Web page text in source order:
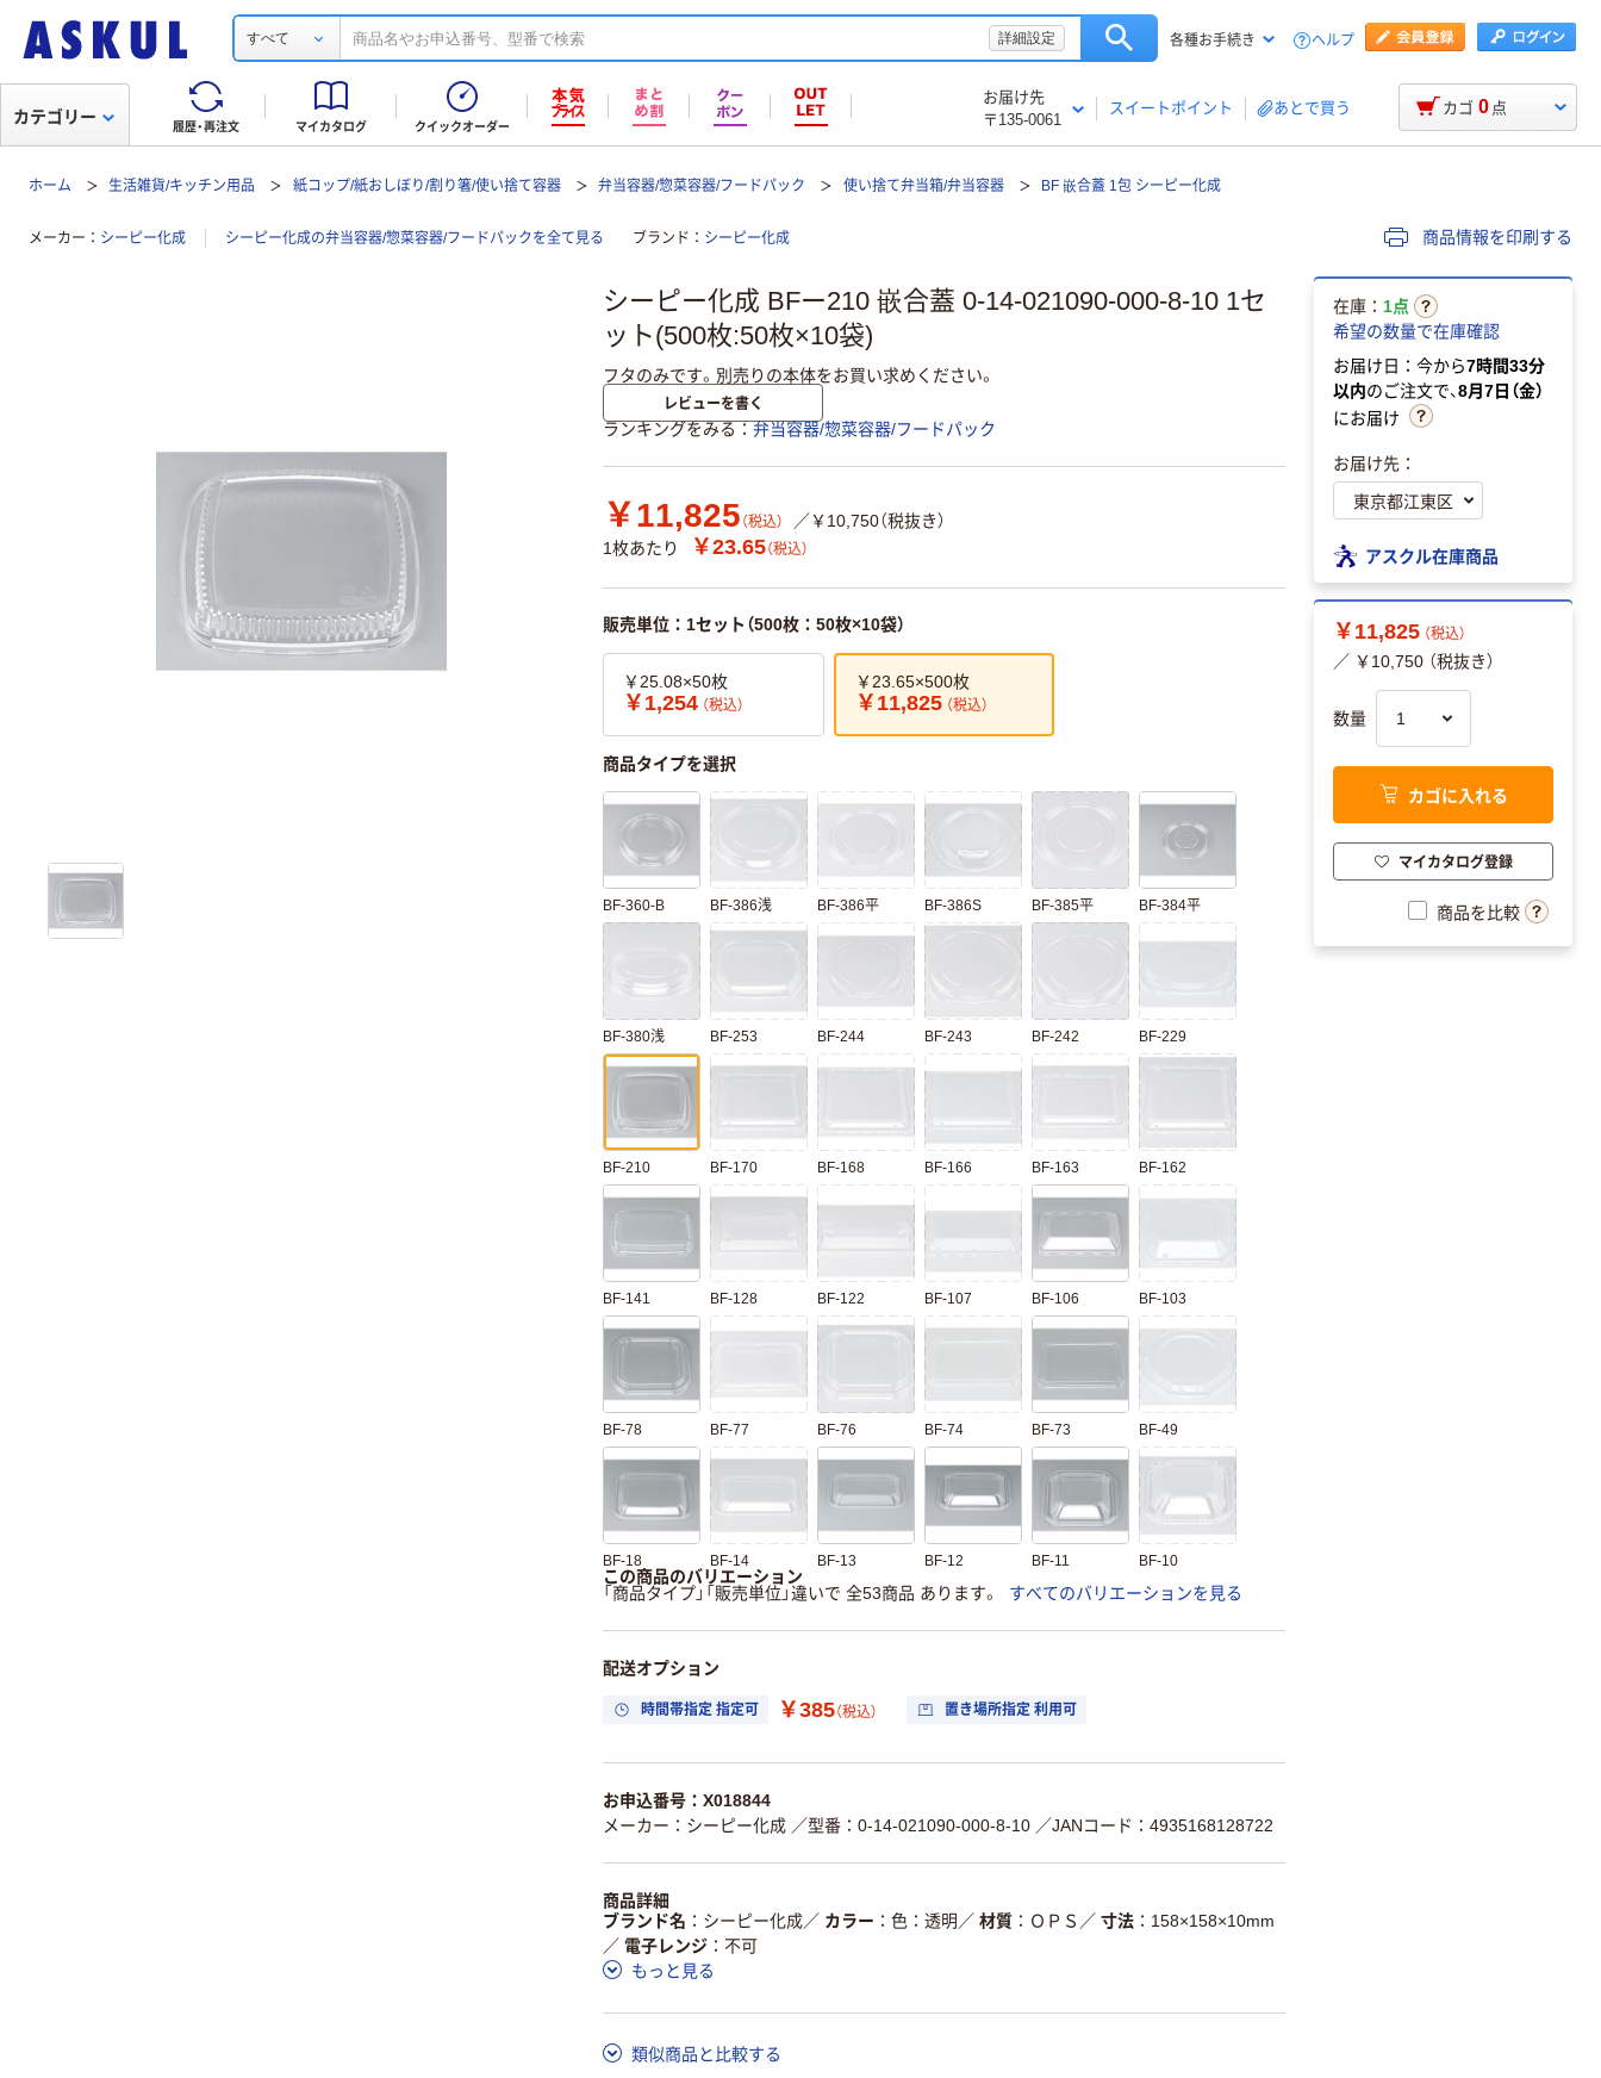
すべて 詳細設定 各種お手続き ヘルプ
履歴・再注文 マイカタログ クイックオーダー
お届け先
〒135-0061
スイートポイント あとで買う
カテゴリー カゴ 0 点
ホーム 生活雑貨/キッチン用品 紙コップ/紙おしぼり/割り箸/使い捨て容器 弁当容器/惣菜容器/フードパック 使い捨て弁当箱/弁当容器 BF 嵌合蓋 1包 シーピー化成
メーカー シーピー化成 シーピー化成の弁当容器/惣菜容器/フードパックを全て見る ブランド シーピー化成 商品情報を印刷する
シーピー化成 BFー210 嵌合蓋 0-14-021090-000-8-10 1セ
ット(500枚:50枚×10袋)
フタのみです。別売りの本体をお買い求めください。
レビューを書く
ランキングをみる 弁当容器/惣菜容器/フードパック
￥11,825 （税込）
／￥10,750（税抜き）
1枚あたり
￥23.65（税込）
販売単位：1セット（500枚：50枚×10袋）
￥25.08×50枚
￥1,254 （税込）
￥23.65×500枚
￥11,825 （税込）
商品タイプを選択
BF-360-B BF-386浅 BF-386平 BF-386S BF-385平 BF-384平
BF-380浅 BF-253 BF-244 BF-243 BF-242 BF-229
BF-210 BF-170 BF-168 BF-166 BF-163 BF-162
BF-141 BF-128 BF-122 BF-107 BF-106 BF-103
BF-78 BF-77 BF-76 BF-74 BF-73 BF-49
BF-18 BF-14 BF-13 BF-12 BF-11 BF-10
この商品のバリエーション
「商品タイプ」「販売単位」違いで 全53商品 あります。
すべてのバリエーションを見る
配送オプション
時間帯指定 指定可 ￥385（税込） 置き場所指定 利用可
お申込番号：X018844
メーカー：シーピー化成 ／型番：0-14-021090-000-8-10 ／JANコード：4935168128722
商品詳細
ブランド名
シーピー化成／ カラー 色：透明 ／ 材質 ＯＰＳ ／ 寸法
158×158×10mm
／ 電子レンジ
不可
もっと見る
類似商品と比較する
在庫： 1点
希望の数量で在庫確認
お届け日：今から7時間33分
以内のご注文で、8月7日（金）
にお届け
お届け先：
アスクル在庫商品
￥11,825 （税込）
／ ￥10,750 （税抜き）
数量
カゴに入れる
マイカタログ登録
商品を比較